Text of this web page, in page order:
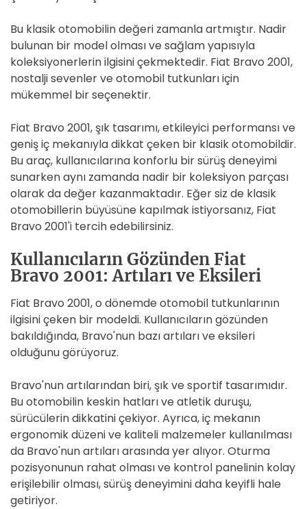
Bu klasik otomobilin değeri zamanla artmıştır. Nadir
bulunan bir model olması ve sağlam yapısıyla
koleksiyonerlerin ilgisini çekmektedir. Fiat Bravo 2001,
nostalji sevenler ve otomobil tutkunları için
mükemmel bir seçenektir.
Fiat Bravo 2001, şık tasarımı, etkileyici performansı ve
geniş iç mekanıyla dikkat çeken bir klasik otomobildir.
Bu araç, kullanıcılarına konforlu bir sürüş deneyimi
sunarken aynı zamanda nadir bir koleksiyon parçası
olarak da değer kazanmaktadır. Eğer siz de klasik
otomobillerin büyüsüne kapılmak istiyorsanız, Fiat
Bravo 2001'i tercih edebilirsiniz.
Kullanıcıların Gözünden Fiat
Bravo 2001: Artıları ve Eksileri
Fiat Bravo 2001, o dönemde otomobil tutkunlarının
ilgisini çeken bir modeldi. Kullanıcıların gözünden
bakıldığında, Bravo'nun bazı artıları ve eksileri
olduğunu görüyoruz.
Bravo'nun artılarından biri, şık ve sportif tasarımıdır.
Bu otomobilin keskin hatları ve atletik duruşu,
sürücülerin dikkatini çekiyor. Ayrıca, iç mekanın
ergonomik düzeni ve kaliteli malzemeler kullanılması
da Bravo'nun artıları arasında yer alıyor. Oturma
pozisyonunun rahat olması ve kontrol panelinin kolay
erişilebilir olması, sürüş deneyimini daha keyifli hale
getiriyor.